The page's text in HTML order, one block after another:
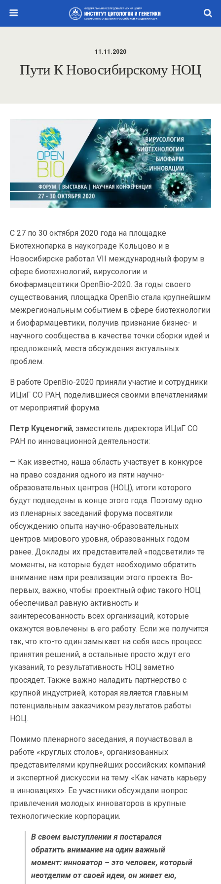
11.11.2020
Пути К Новосибирскому НОЦ
С 27 по 30 октября 2020 года на площадке
Биотехнопарка в наукограде Кольцово и в
Новосибирске работал VII международный форум в
сфере биотехнологий, вирусологии и
биофармацевтики OpenBio-2020. За годы своего
существования, площадка OpenBio стала крупнейшим
межрегиональным событием в сфере биотехнологии
и биофармацевтики, получив признание бизнес- и
научного сообщества в качестве точки сборки идей и
предложений, места обсуждения актуальных
проблем.
В работе OpenBio-2020 приняли участие и сотрудники
ИЦиГ СО РАН, поделившиеся своими впечатлениями
от мероприятий форума.
Петр Куценогий, заместитель директора ИЦиГ СО
РАН по инновационной деятельности:
— Как известно, наша область участвует в конкурсе
на право создания одного из пяти научно-
образовательных центров (НОЦ), итоги которого
будут подведены в конце этого года. Поэтому одно
из пленарных заседаний форума посвятили
обсуждению опыта научно-образовательных
центров мирового уровня, образованных годом
ранее. Доклады их представителей «подсветили» те
моменты, на которые будет необходимо обратить
внимание нам при реализации этого проекта. Во-
первых, важно, чтобы проектный офис такого НОЦ
обеспечивал равную активность и
заинтересованность всех организаций, которые
окажутся вовлечены в его работу. Если же получится
так, что кто-то один замыкает на себя весь процесс
принятия решений, а остальные просто ждут его
указаний, то результативность НОЦ заметно
просядет. Также важно наладить партнерство с
крупной индустрией, которая является главным
потенциальным заказчиком результатов работы
НОЦ.
Помимо пленарного заседания, я поучаствовал в
работе «круглых столов», организованных
представителями крупнейших российских компаний
и экспертной дискуссии на тему «Как начать карьеру
в инновациях». Ее участники обсуждали вопрос
привлечения молодых инноваторов в крупные
технологические корпорации.
В своем выступлении я постарался
обратить внимание на один важный
момент: инноватор – это человек, который
неотделим от своей идеи, он живет ею,